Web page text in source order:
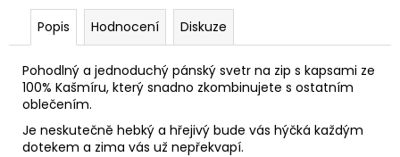
Popis Hodnocení Diskuze
Pohodlný a jednoduchý pánský svetr na zip s kapsami ze
100% Kašmíru, který snadno zkombinujete s ostatním
oblečením.
Je neskutečně hebký a hřejivý bude vás hýčká každým
dotekem a zima vás už nepřekvapí.